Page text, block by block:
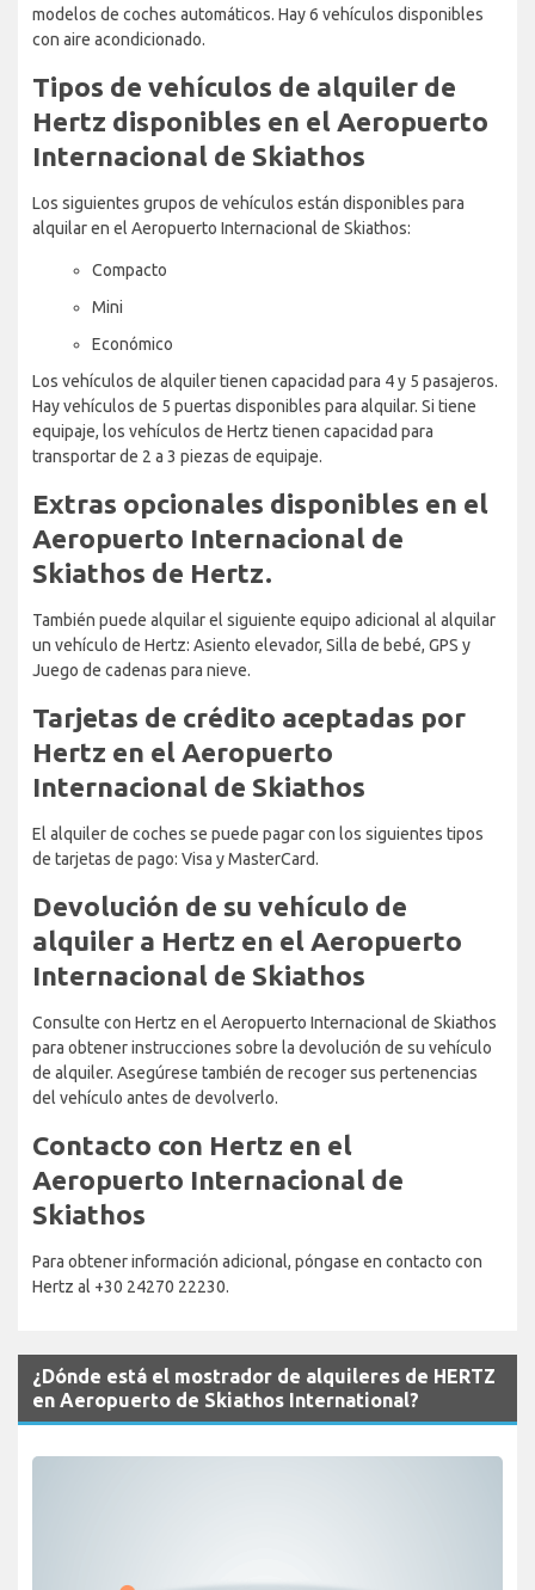
modelos de coches automáticos. Hay 6 vehículos disponibles
con aire acondicionado.
Tipos de vehículos de alquiler de
Hertz disponibles en el Aeropuerto
Internacional de Skiathos
Los siguientes grupos de vehículos están disponibles para
alquilar en el Aeropuerto Internacional de Skiathos:
Compacto
Mini
Económico
Los vehículos de alquiler tienen capacidad para 4 y 5 pasajeros.
Hay vehículos de 5 puertas disponibles para alquilar. Si tiene
equipaje, los vehículos de Hertz tienen capacidad para
transportar de 2 a 3 piezas de equipaje.
Extras opcionales disponibles en el
Aeropuerto Internacional de
Skiathos de Hertz.
También puede alquilar el siguiente equipo adicional al alquilar
un vehículo de Hertz: Asiento elevador, Silla de bebé, GPS y
Juego de cadenas para nieve.
Tarjetas de crédito aceptadas por
Hertz en el Aeropuerto
Internacional de Skiathos
El alquiler de coches se puede pagar con los siguientes tipos
de tarjetas de pago: Visa y MasterCard.
Devolución de su vehículo de
alquiler a Hertz en el Aeropuerto
Internacional de Skiathos
Consulte con Hertz en el Aeropuerto Internacional de Skiathos
para obtener instrucciones sobre la devolución de su vehículo
de alquiler. Asegúrese también de recoger sus pertenencias
del vehículo antes de devolverlo.
Contacto con Hertz en el
Aeropuerto Internacional de
Skiathos
Para obtener información adicional, póngase en contacto con
Hertz al +30 24270 22230.
¿Dónde está el mostrador de alquileres de HERTZ
en Aeropuerto de Skiathos International?